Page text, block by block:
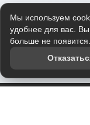
Мы используем
удобнее для вас.
больше не появится.